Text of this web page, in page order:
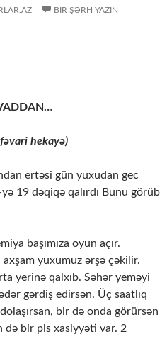
BIR ŞƏRH YAZIN
hekayə)
ertəsi gün yuxudan gec
yə 19 dəqiqə qalırdı Bunu görüb
başımıza oyun açır.
axşam yuxumuz ərşə çəkilir.
yerinə qalxıb. Səhər yeməyi
gərdiş edirsən. Üç saatlıq
bir də onda görürsən
bir pis xasiyyəti var. 2